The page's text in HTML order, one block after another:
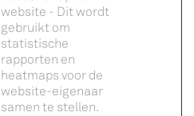
website - Dit wordt
gebruikt om
statistische
rapporten en
heatmaps voor de
website-eigenaar
samen te stellen.